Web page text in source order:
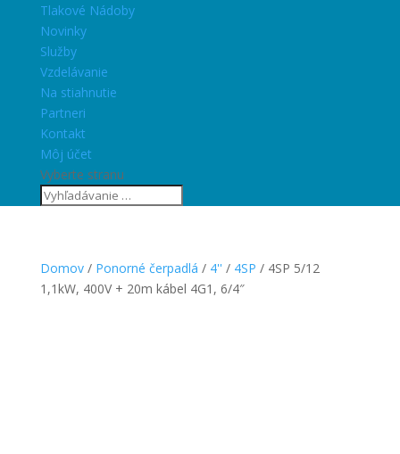
Tlakové Nádoby
Novinky
Služby
Vzdelávanie
Na stiahnutie
Partneri
Kontakt
Môj účet
Vyberte stranu
Domov/ Ponorné čerpadlá / 4'' / 4SP / 4SP 5/12
1,1kW, 400V + 20m kábel 4G1, 6/4″